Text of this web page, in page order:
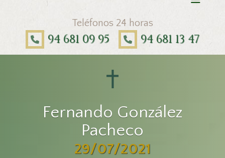
Teléfonos 24 horas
94 681 09 95 94 681 13 47
Fernando González
Pacheco
29/07/2021